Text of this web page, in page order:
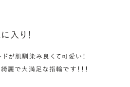
入り！
が肌馴染み良くて可愛い！
麗で大満足な指輪です！！！